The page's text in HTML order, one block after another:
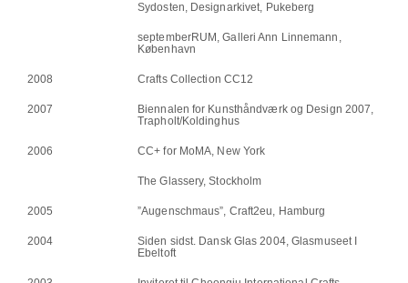
Sydosten, Designarkivet, Pukeberg
septemberRUM, Galleri Ann Linnemann,
København
2008 Crafts Collection CC12
2007
Biennalen for Kunsthåndværk og Design 2007,
Trapholt/Koldinghus
2006 CC+ for MoMA, New York
The Glassery, Stockholm
2005 ”Augenschmaus”, Craft2eu, Hamburg
2004
Siden sidst. Dansk Glas 2004, Glasmuseet I
Ebeltoft